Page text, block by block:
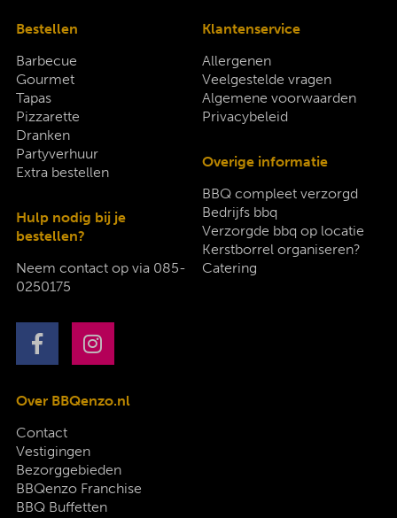
Bestellen
Barbecue
Gourmet
Tapas
Pizzarette
Dranken
Partyverhuur
Extra bestellen
Hulp nodig bij je
bestellen?
Neem contact op via 085-
0250175
Klantenservice
Allergenen
Veelgestelde vragen
Algemene voorwaarden
Privacybeleid
Overige informatie
BBQ compleet verzorgd
Bedrijfs bbq
Verzorgde bbq op locatie
Kerstborrel organiseren?
Catering
Over BBQenzo.nl
Contact
Vestigingen
Bezorggebieden
BBQenzo Franchise
BBQ Buffetten